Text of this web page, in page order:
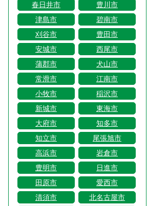
春日井市
豊川市
津島市
碧南市
刈谷市
豊田市
安城市
西尾市
蒲郡市
犬山市
常滑市
江南市
小牧市
稲沢市
新城市
東海市
大府市
知多市
知立市
尾張旭市
高浜市
岩倉市
豊明市
日進市
田原市
愛西市
清須市
北名古屋市